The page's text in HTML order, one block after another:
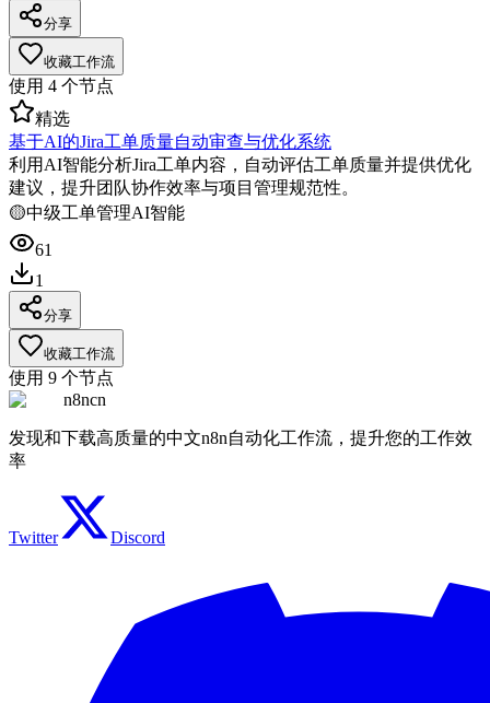
分享
收藏工作流
使用 4 个节点
精选
基于AI的Jira工单质量自动审查与优化系统
利用AI智能分析Jira工单内容，自动评估工单质量并提供优化
建议，提升团队协作效率与项目管理规范性。
🟡中级工单管理AI智能
61
1
分享
收藏工作流
使用 9 个节点
n8ncn
发现和下载高质量的中文n8n自动化工作流，提升您的工作效
率
Twitter Discord